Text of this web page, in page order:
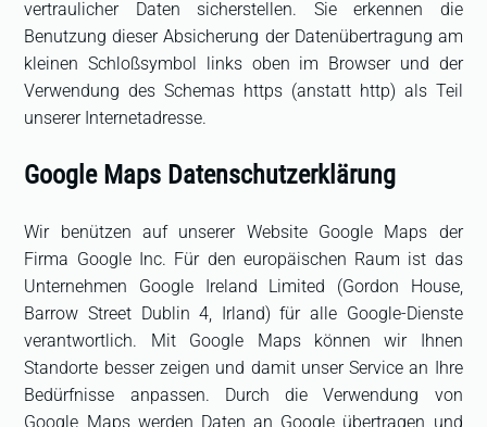
vertraulicher Daten sicherstellen. Sie erkennen die
Benutzung dieser Absicherung der Datenübertragung am
kleinen Schloßsymbol links oben im Browser und der
Verwendung des Schemas https (anstatt http) als Teil
unserer Internetadresse.
Google Maps Datenschutzerklärung
Wir benützen auf unserer Website Google Maps der
Firma Google Inc. Für den europäischen Raum ist das
Unternehmen Google Ireland Limited (Gordon House,
Barrow Street Dublin 4, Irland) für alle Google-Dienste
verantwortlich. Mit Google Maps können wir Ihnen
Standorte besser zeigen und damit unser Service an Ihre
Bedürfnisse anpassen. Durch die Verwendung von
Google Maps werden Daten an Google übertragen und